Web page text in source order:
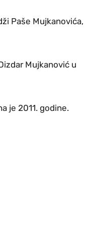
Paše Mujkanovića,
Mujkanović u
je 2011. godine.